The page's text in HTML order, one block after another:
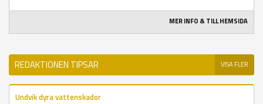
MER INFO & TILL HEMSIDA
REDAKTIONEN TIPSAR VISA FLER
Undvik dyra vattenskador